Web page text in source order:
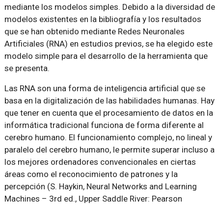
mediante los modelos simples. Debido a la diversidad de
modelos existentes en la bibliografía y los resultados
que se han obtenido mediante Redes Neuronales
Artificiales (RNA) en estudios previos, se ha elegido este
modelo simple para el desarrollo de la herramienta que
se presenta.
Las RNA son una forma de inteligencia artificial que se
basa en la digitalización de las habilidades humanas. Hay
que tener en cuenta que el procesamiento de datos en la
informática tradicional funciona de forma diferente al
cerebro humano. El funcionamiento complejo, no lineal y
paralelo del cerebro humano, le permite superar incluso a
los mejores ordenadores convencionales en ciertas
áreas como el reconocimiento de patrones y la
percepción (S. Haykin, Neural Networks and Learning
Machines – 3rd ed., Upper Saddle River: Pearson